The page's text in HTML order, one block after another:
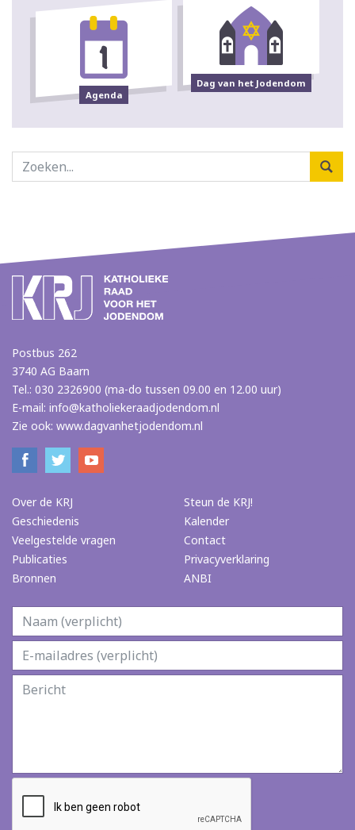
Agenda
Dag van het Jodendom
Postbus 262
3740 AG Baarn
Tel.: 030 2326900 (ma-do tussen 09.00 en 12.00 uur)
E-mail: info@katholiekeraadjodendom.nl
Zie ook: www.dagvanhetjodendom.nl
Over de KRJ
Geschiedenis
Veelgestelde vragen
Publicaties
Bronnen
Steun de KRJ!
Kalender
Contact
Privacyverklaring
ANBI